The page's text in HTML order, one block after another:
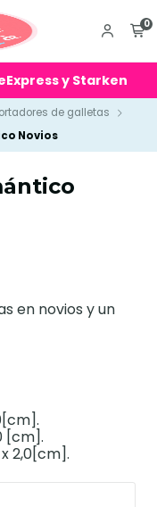
0
y Starken
de galletas
Novios
en novios y un
[cm].
2,0[cm].